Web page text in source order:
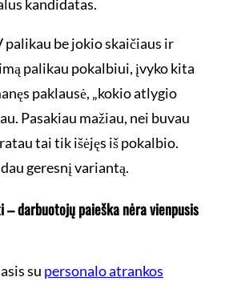
kandidatas.
palikau be jokio skaičiaus ir
palikau pokalbiui, įvyko kita
paklausė, „kokio atlygio
Pasakiau mažiau, nei buvau
tai tik išėjęs iš pokalbio.
geresnį variantą.
– darbuotojų paieška nėra vienpusis
su personalo atrankos